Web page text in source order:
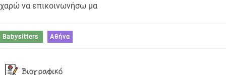
χαρώ να επικοινωνήσω μα
Babysitters Αθήνα
Βιογραφικό